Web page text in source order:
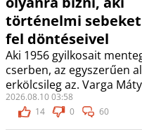
történelmi
fel döntéseivel
Aki 1956 gyilkosait
cserben, az egyszerűen
erkölcsileg az. Varga
2026.08.10 03:58
14
0 60